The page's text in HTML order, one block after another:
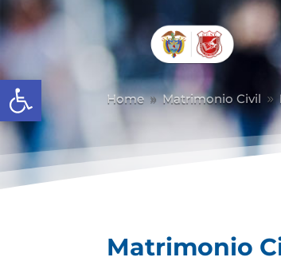
Abrir barra de herramientas
Home 9 Matrimonio Civil 9
Matrimonio